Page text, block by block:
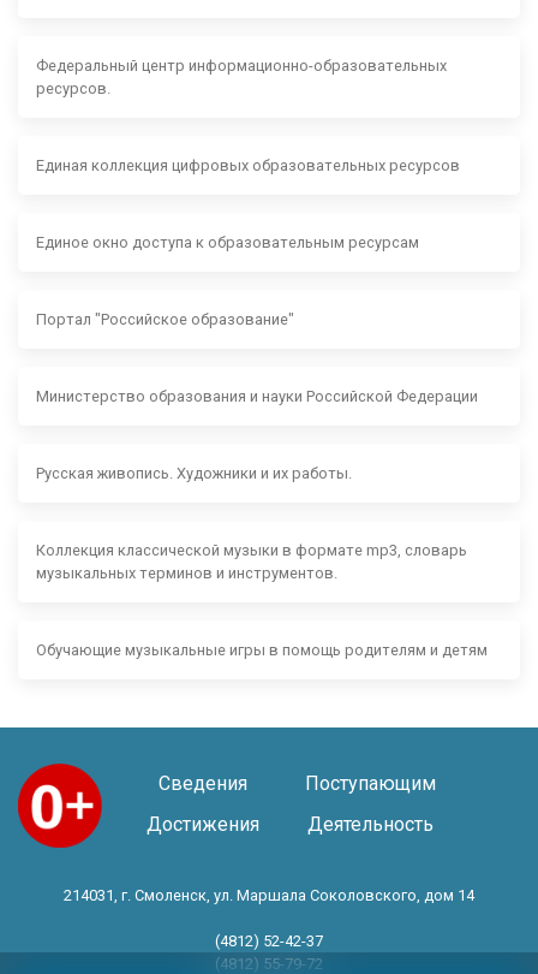
Федеральный центр информационно-образовательных
ресурсов.
Единая коллекция цифровых образовательных ресурсов
Единое окно доступа к образовательным ресурсам
Портал "Российское образование"
Министерство образования и науки Российской Федерации
Русская живопись. Художники и их работы.
Коллекция классической музыки в формате mp3, словарь
музыкальных терминов и инструментов.
Обучающие музыкальные игры в помощь родителям и детям
Сведения
Поступающим
Достижения
Деятельность
214031, г. Смоленск, ул. Маршала Соколовского, дом 14
(4812) 52-42-37
(4812) 55-79-72